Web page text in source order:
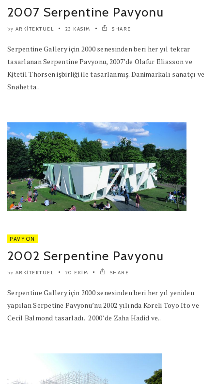
2007 Serpentine Pavyonu
by ARKITEKTUEL 23 KASIM SHARE
Serpentine Gallery için 2000 senesinden beri her yıl tekrar
tasarlanan Serpentine Pavyonu, 2007’de Olafur Eliasson ve
Kjtetil Thorsen işbirliği ile tasarlanmış. Danimarkalı sanatçı ve
Snøhetta..
PAVYON
2002 Serpentine Pavyonu
by ARKITEKTUEL 20 EKIM SHARE
Serpentine Gallery için 2000 senesinden beri her yıl yeniden
yapılan Serpetine Pavyonu’nu 2002 yılında Koreli Toyo Ito ve
Cecil Balmond tasarladı. 2000’de Zaha Hadid ve..